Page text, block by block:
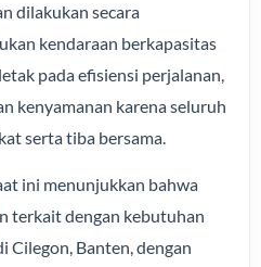
dilakukan secara
kendaraan berkapasitas
pada efisiensi perjalanan,
kenyamanan karena seluruh
serta tiba bersama.
ini menunjukkan bahwa
terkait dengan kebutuhan
Banten, dengan